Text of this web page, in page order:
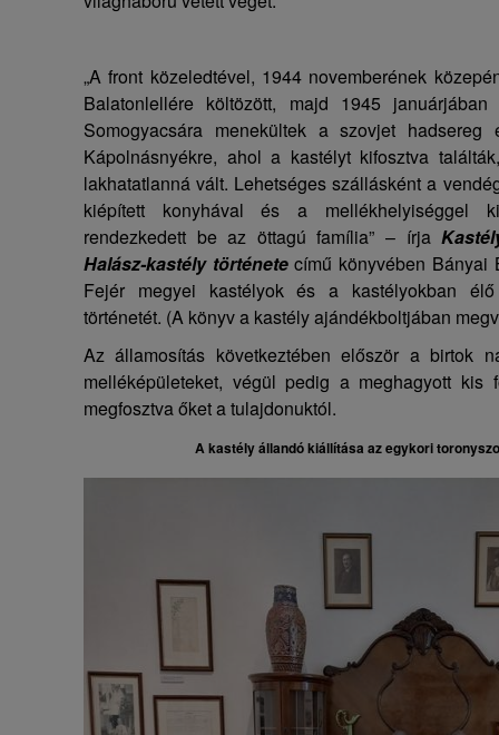
„A front közeledtével, 1944 novemberének
Balatonlellére költözött, majd 1945
Somogyacsára menekültek a szovjet
Kápolnásnyékre, ahol a kastélyt kifosztva
lakhatatlanná vált. Lehetséges szállásként a
kiépített konyhával és a mellékhelyiséggel
rendezkedett be az öttagú família” – írja
Halász-kastély történetecímű könyvében Bányai
Fejér megyei kastélyok és a kastélyokban élő
történetét. (A könyv a kastély ajándékboltjában
Az államosítás következtében először a birtok
melléképületeket, végül pedig a meghagyott
megfosztva őket a tulajdonuktól.
A kastély állandó kiállítása az egykori